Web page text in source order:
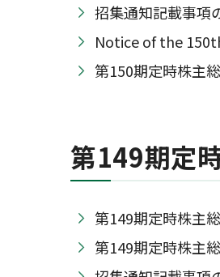
招集通知記載事項
Notice of the
第150期定時株主
第149期定
第149期定時株主
第149期定時株主